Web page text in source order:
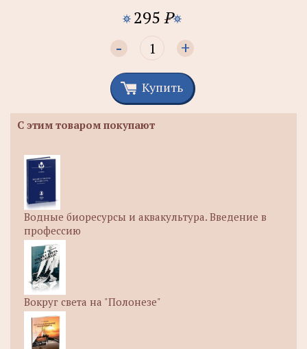
295 P
- +
Купить
С этим товаром покупают
Водные биоресурсы и аквакультура. Введение в
профессию
Вокруг света на "Полонезе"